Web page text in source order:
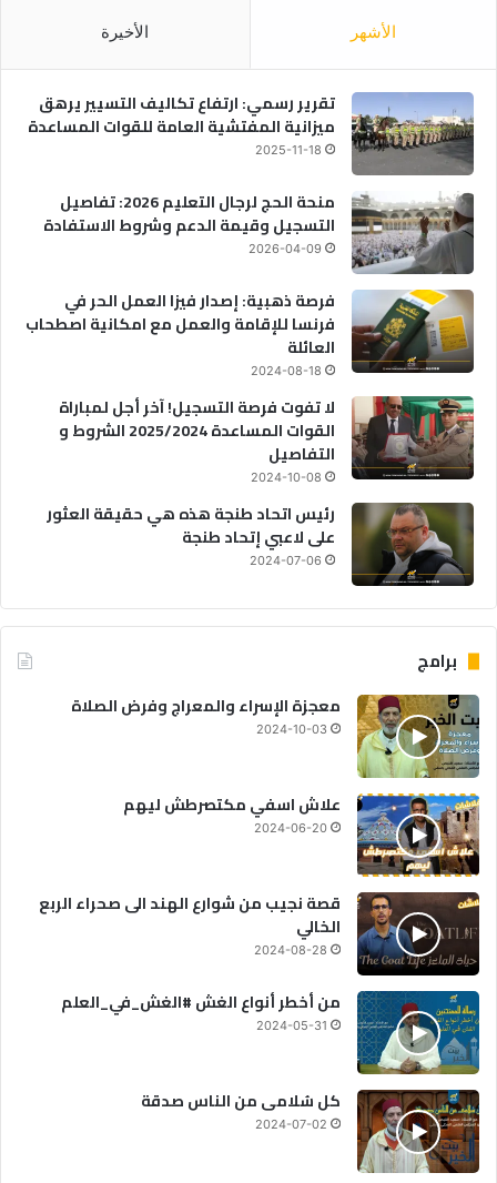
الأشهر الأخيرة
تقرير رسمي: ارتفاع تكاليف التسيير يرهق
ميزانية المفتشية العامة للقوات المساعدة
2025-11-18
منحة الحج لرجال التعليم 2026: تفاصيل
التسجيل وقيمة الدعم وشروط الاستفادة
2026-04-09
فرصة ذهبية: إصدار فيزا العمل الحر في
فرنسا للإقامة والعمل مع امكانية اصطحاب
العائلة
2024-08-18
لا تفوت فرصة التسجيل! آخر أجل لمباراة
القوات المساعدة 2025/2024 الشروط و
التفاصيل
2024-10-08
رئيس اتحاد طنجة هذه هي حقيقة العثور
على لاعبي إتحاد طنجة
2024-07-06
برامج
معجزة الإسراء والمعراج وفرض الصلاة
2024-10-03
علاش اسفي مكتصرطش ليهم
2024-06-20
قصة نجيب من شوارع الهند الى صحراء الربع
الخالي
2024-08-28
من أخطر أنواع الغش #الغش_في_العلم
2024-05-31
كل سُلامى من الناس صدقة
2024-07-02